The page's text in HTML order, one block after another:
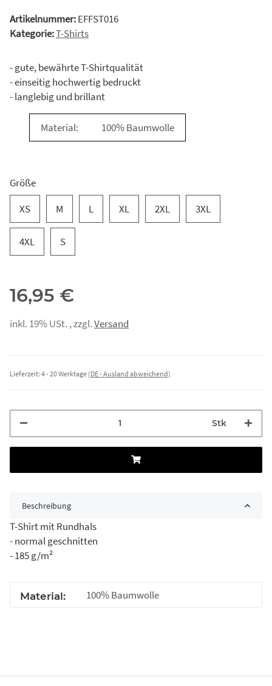
Artikelnummer:EFFST016
Kategorie:T-Shirts
- gute, bewährte T-Shirtqualität
- einseitig hochwertig bedruckt
- langlebig und brillant
Material: 100% Baumwolle
Größe
XS
M L XL 2XL 3XL
4XL S
16,95 €
inkl. 19% USt. , zzgl.Versand
Lieferzeit: 4 - 20 Werktage (DE - Ausland abweichend)
Stk
Beschreibung
T-Shirt mit Rundhals
- normal geschnitten
- 185 g/m²
Material: 100% Baumwolle